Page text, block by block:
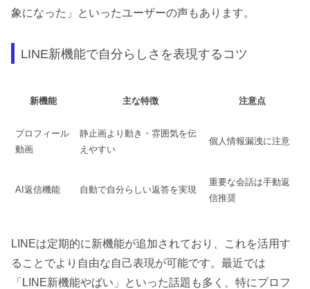
象になった」といったユーザーの声もあります。
LINE新機能で自分らしさを表現するコツ
新機能 主な特徴 注意点
プロフィール
動画
静止画より動き・雰囲気を伝
えやすい
個人情報漏洩に注意
AI返信機能 自動で自分らしい返答を実現
重要な会話は手動返
信推奨
LINEは定期的に新機能が追加されており、これを活用す
ることでより自由な自己表現が可能です。最近では
「LINE新機能やばい」といった話題も多く、特にプロフ